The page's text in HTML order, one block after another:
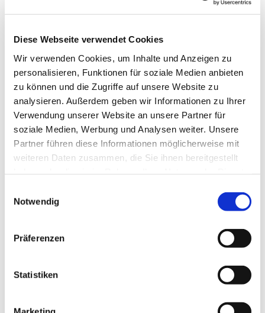
Diese Webseite verwendet Cookies
Wir verwenden Cookies, um Inhalte und Anzeigen zu
personalisieren, Funktionen für soziale Medien anbieten
zu können und die Zugriffe auf unsere Website zu
analysieren. Außerdem geben wir Informationen zu Ihrer
Verwendung unserer Website an unsere Partner für
soziale Medien, Werbung und Analysen weiter. Unsere
Partner führen diese Informationen möglicherweise mit
weiteren Daten zusammen, die Sie ihnen bereitgestellt
Notwendig
Präferenzen
Statistiken
Dies könnte Sie auch
interessieren